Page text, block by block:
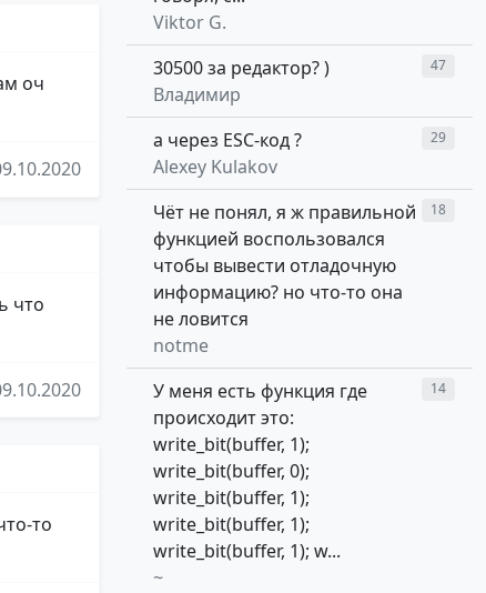
оч
что
то
Viktor G.
30500 за редактор? )
Владимир
47
а через ESC-код ?
Alexey Kulakov
29
Чёт не понял, я ж правильной
функцией воспользовался
чтобы вывести отладочную
информацию? но что-то она
не ловится
notme
18
У меня есть функция где
происходит это:
write_bit(buffer, 1);
write_bit(buffer, 0);
write_bit(buffer, 1);
write_bit(buffer, 1);
write_bit(buffer, 1); w...
~
14